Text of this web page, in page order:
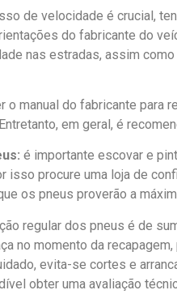
de velocidade é crucial,
do fabricante do
nas estradas, assim
o manual do fabricante para
em geral, é
é importante escovar e
isso procure uma loja de
os pneus proverão a
regular dos pneus é de
no momento da
evita-se cortes e
obter uma avaliação